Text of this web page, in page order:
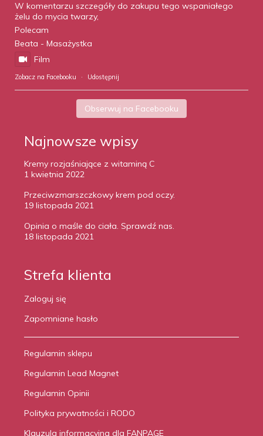
W komentarzu szczegóły do zakupu tego wspaniałego
żelu do mycia twarzy,
Polecam
Beata - Masażystka
Film
Zobacz na Facebooku · Udostępnij
Obserwuj na Facebooku
Najnowsze wpisy
Kremy rozjaśniające z witaminą C
1 kwietnia 2022
Przeciwzmarszczkowy krem pod oczy.
19 listopada 2021
Opinia o maśle do ciała. Sprawdź nas.
18 listopada 2021
Strefa klienta
Zaloguj się
Zapomniane hasło
Regulamin sklepu
Regulamin Lead Magnet
Regulamin Opinii
Polityka prywatności i RODO
Klauzula informacyjna dla FANPAGE